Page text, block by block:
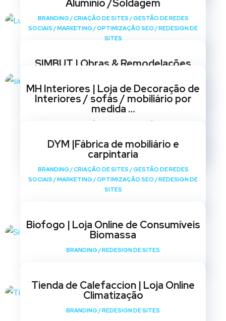
Alumínio /Soldagem
BRANDING /CRIAÇÃO DE SITES /GESTÃO DE REDES
SOCIAIS /MARKETING /OPTIMIZAÇÃO SEO /REDESIGN DE
SITES
SIMBUT | Obras & Remodelações
SOCIAIS /MARKETING OPTIMIZAÇÃO SEO/ REDESIGN DE
SITES
MH Interiores | Loja de Decoração de
Interiores / sofás / mobiliário por
medida …
SITES
DYM |Fábrica de mobiliário e
carpintaria
BRANDING /CRIAÇÃO DE SITES /GESTÃO DE REDES
SOCIAIS /MARKETING /OPTIMIZAÇÃO SEO /REDESIGN DE
SITES
Biofogo | Loja Online de Consumíveis
Biomassa
BRANDING /REDESIGN DE SITES
Tienda de Calefaccion | Loja Online
Climatização
BRANDING /REDESIGN DE SITES